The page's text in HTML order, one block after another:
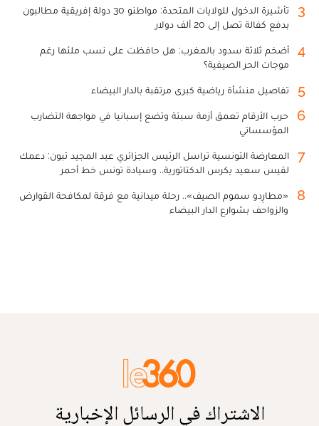
3
تأشيرة الدخول للولايات المتحدة: مواطنو 30 دولة إفريقية مطالبون
بدفع كفالة تصل إلى 20 ألف دولار
4
أضخم ثلاثة سدود بالمغرب: هل حافظت على نسب ملئها رغم
موجات الحر الصيفية؟
5 تفاصيل منشأة رياضية كبرى مرتقبة بالدار البيضاء
6
حرب الأرقام تعمق أزمة سبتة وتضع إسبانيا في مواجهة التضارب
المؤسساتي
7
المعارضة التونسية تراسل الرئيس الجزائري عبد المجيد تبون: دعمك
لقيس سعيد يكرس الدكتاتورية.. وسيادة تونس خط أحمر
8
«مطارِدو سموم الصيف».. رحلة ميدانية مع فرقة لمكافحة القوارض
والزواحف بشوارع الدار البيضاء
الاشتراك في الرسائل الإخبارية